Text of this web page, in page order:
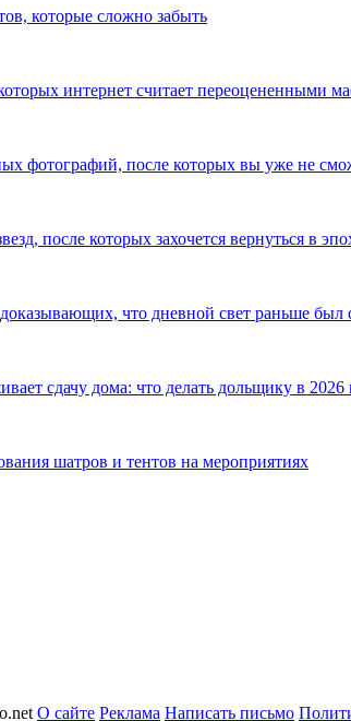
которые сложно забыть
интернет считает переоцененными
фотографий, после которых вы уже не
после которых захочется вернуться в
что дневной свет раньше был
сдачу дома: что делать дольщику в
шатров и тентов на мероприятиях
О сайте Реклама Написать письмо